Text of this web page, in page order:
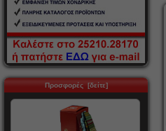
Προσφορές [δείτε]